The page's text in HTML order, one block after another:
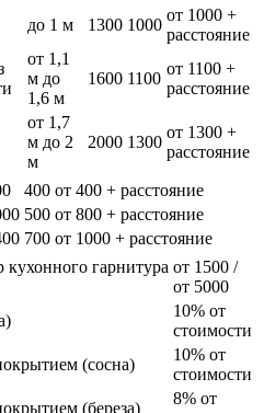
до 1 м 1300 1000
от 1000 +
расстояние
от 1,1
м до
1,6 м
1600 1100
от 1100 +
расстояние
от 1,7
м до 2
м
2000 1300
от 1300 +
расстояние
400 от 400 + расстояние
500 от 800 + расстояние
700 от 1000 + расстояние
кухонного гарнитура от 1500 /
от 5000
10% от
стоимости
(сосна)
10% от
стоимости
(береза)
8% от